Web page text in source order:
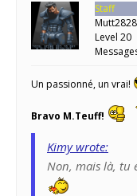
Staff
Mutt2828
Level 20
Un passionné, un vrai!
Bravo M.Teuff!
Kimy wrote:
Non, mais là, tu